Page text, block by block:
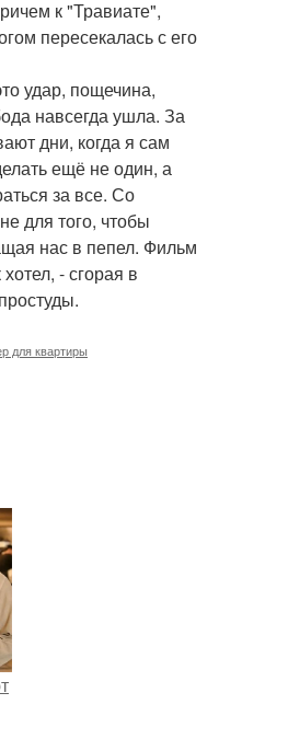
к "Травиате",
пересекалась с его
удар, пощечина,
навсегда ушла. За
дни, когда я сам
ещё не один, а
за все. Со
для того, чтобы
нас в пепел. Фильм
- сгорая в
для квартиры